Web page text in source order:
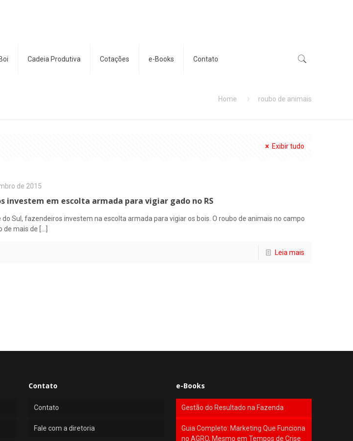
Cadeia Produtiva Cotações e-Books Contato
Home roubo de animais
Exibir tudo
de 2015
investem em escolta armada para vigiar gado no RS
do Sul, fazendeiros investem na escolta armada para vigiar os bois. O roubo de animais no campo
de mais de
Leia mais
Contato
Contato
Fale com a diretoria
e-Books
Gestão do Resultado na Fazenda
Guia Completo: Marketing Que Funciona
no AGRO, Mesmo em Tempos de Crise